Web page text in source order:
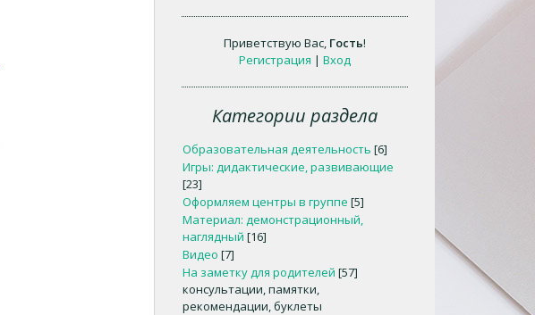
Приветствую Вас, Гость!
Регистрация |Вход
Категории раздела
Образовательная деятельность [6]
Игры: дидактические, развивающие
[23]
Оформляем центры в группе [5]
Материал: демонстрационный,
наглядный [16]
Видео [7]
На заметку для родителей [57]
консультации, памятки,
рекомендации, буклеты